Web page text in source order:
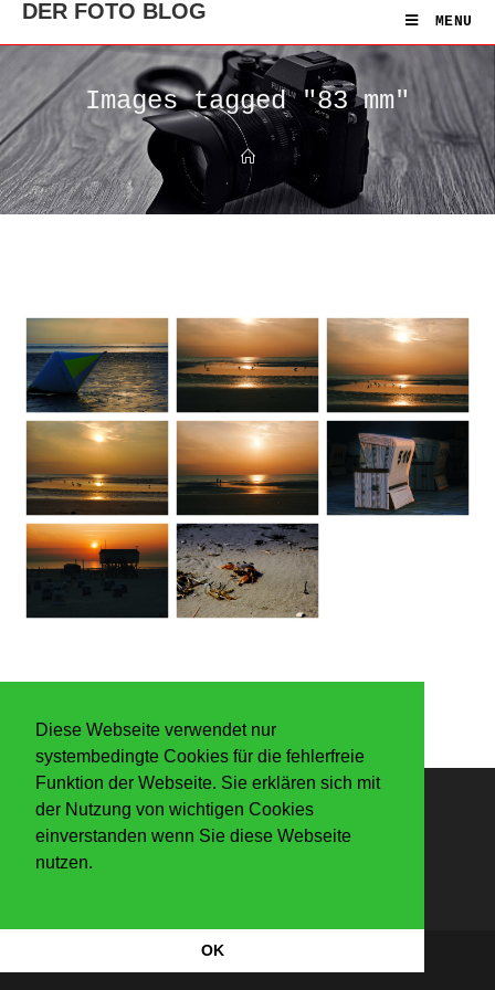
Diese Webseite verwendet nur
systembedingte Cookies für die fehlerfreie
Funktion der Webseite. Sie erklären sich mit
der Nutzung von wichtigen Cookies
einverstanden wenn Sie diese Webseite
nutzen.
OK
DER FOTO BLOG MENU
Images tagged "83 mm"
Anmelden
Datenschutzerkärung